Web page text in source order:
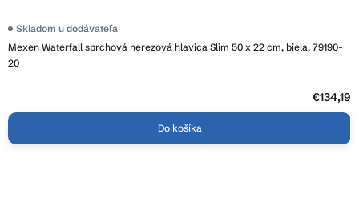
Mexen Waterfall sprchová nerezová hlavica Slim 50 x 22 cm, biela, 79190-
20
Skladom u dodávateľa
€134,19
Do košíka